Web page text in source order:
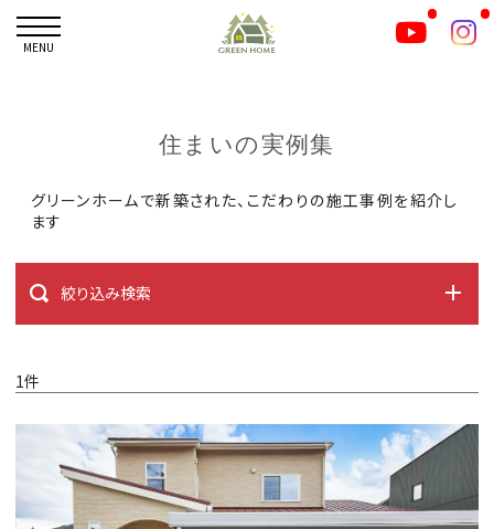
MENU
住まいの実例集
グリーンホームで新築された、こだわりの施工事例を紹介し
ます
絞り込み検索
1件